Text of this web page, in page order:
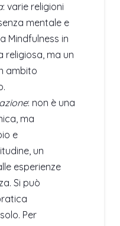
: varie religioni
mentale e
Mindfulness in
religiosa, ma un
ambito
: non è una
ma
e
un
esperienze
Si può
Per